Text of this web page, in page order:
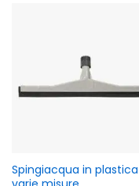
Spingiacqua in plastica